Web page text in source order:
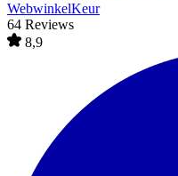
WebwinkelKeur
64 Reviews
8,9